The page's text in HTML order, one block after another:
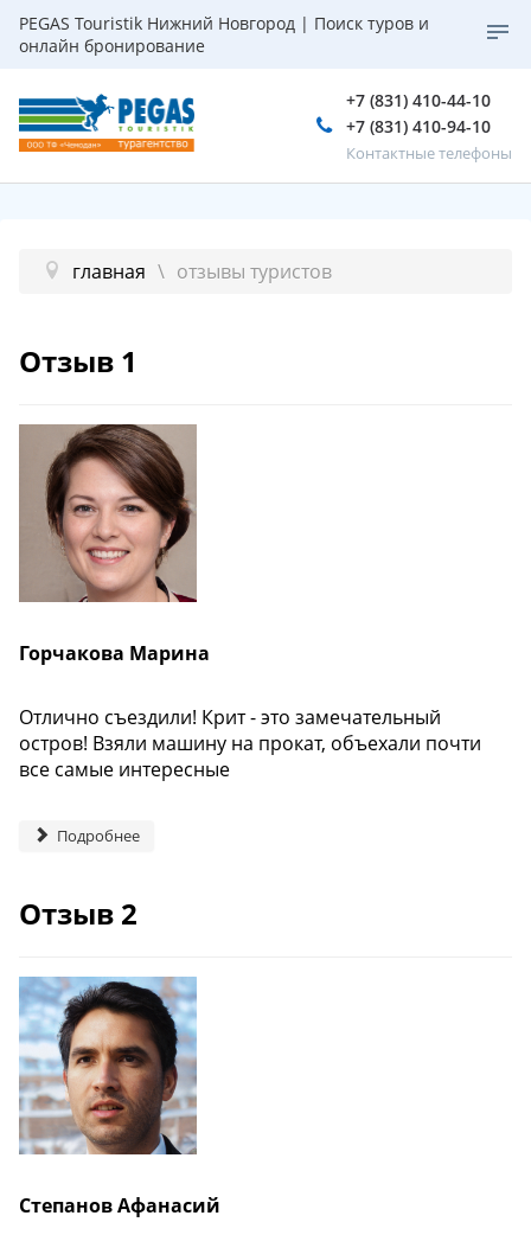
PEGAS Touristik Нижний Новгород | Поиск туров и
онлайн бронирование
+7 (831) 410-44-10
+7 (831) 410-94-10
Контактные телефоны
главная отзывы туристов
Отзыв 1
Горчакова Марина
Отлично съездили! Крит - это замечательный
остров! Взяли машину на прокат, объехали почти
все самые интересные
Подробнее
Отзыв 2
Степанов Афанасий